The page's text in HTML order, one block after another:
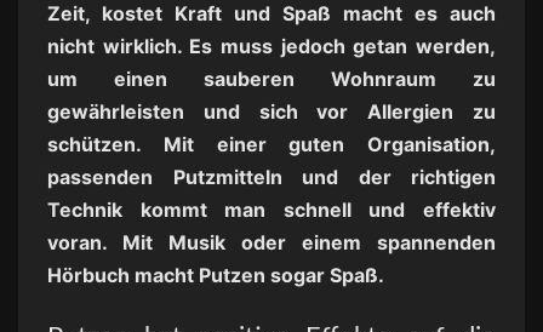
Zeit, kostet Kraft und Spaß macht es auch
nicht wirklich. Es muss jedoch getan werden,
um einen sauberen Wohnraum zu
gewährleisten und sich vor Allergien zu
schützen. Mit einer guten Organisation,
passenden Putzmitteln und der richtigen
Technik kommt man schnell und effektiv
voran. Mit Musik oder einem spannenden
Hörbuch macht Putzen sogar Spaß.